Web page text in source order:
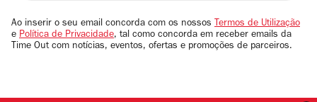
email
Ao inserir o seu email concorda com os nossos Termos de Utilização
e Política de Privacidade, tal como concorda em receber emails da
Time Out com notícias, eventos, ofertas e promoções de parceiros.